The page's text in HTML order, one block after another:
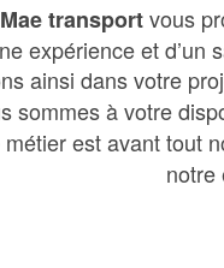
Mae transportvous
expérience et
ainsi dans votre
sommes à votre
métier est avant tout
notre